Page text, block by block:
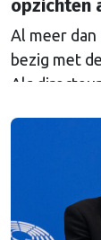
opzichten
Al meer
bezig met
Als
ook
zo’n